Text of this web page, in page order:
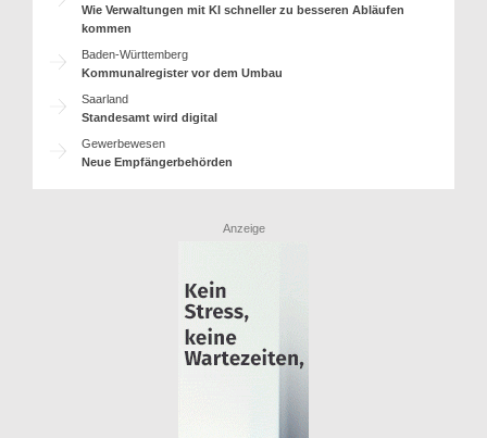
Wie Verwaltungen mit KI schneller zu besseren Abläufen
kommen
Baden-Württemberg
Kommunalregister vor dem Umbau
Saarland
Standesamt wird digital
Gewerbewesen
Neue Empfängerbehörden
Anzeige